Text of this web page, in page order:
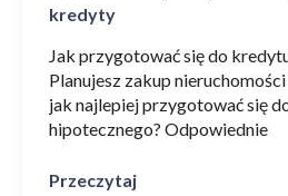
kredyty
Jak przygotować się do
Planujesz zakup
jak najlepiej przygotować się
hipotecznego? Odpowiednie
Przeczytaj